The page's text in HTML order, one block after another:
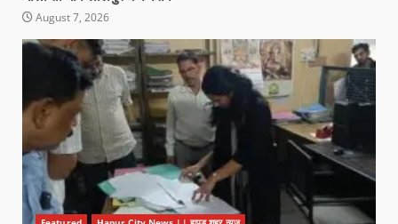
August 7, 2026